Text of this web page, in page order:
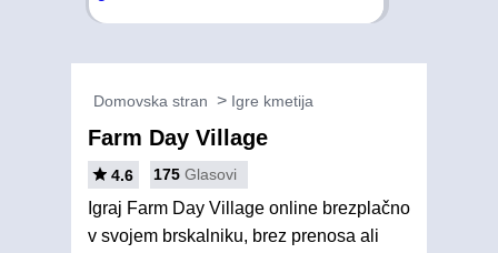
Domovska stran Igre kmetija
Farm Day Village
4.6 175 Glasovi
Igraj Farm Day Village online brezplačno
v svojem brskalniku, brez prenosa ali